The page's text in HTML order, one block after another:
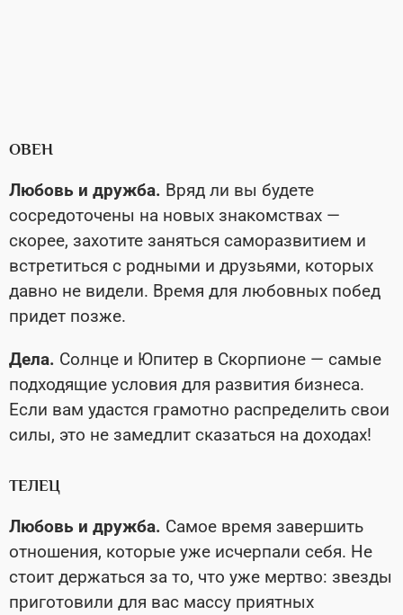
ОВЕН
Любовь и дружба. Вряд ли вы будете
сосредоточены на новых знакомствах —
скорее, захотите заняться саморазвитием и
встретиться с родными и друзьями, которых
давно не видели. Время для любовных побед
придет позже.
Дела. Солнце и Юпитер в Скорпионе — самые
подходящие условия для развития бизнеса.
Если вам удастся грамотно распределить свои
силы, это не замедлит сказаться на доходах!
ТЕЛЕЦ
Любовь и дружба. Самое время завершить
отношения, которые уже исчерпали себя. Не
стоит держаться за то, что уже мертво: звезды
приготовили для вас массу приятных